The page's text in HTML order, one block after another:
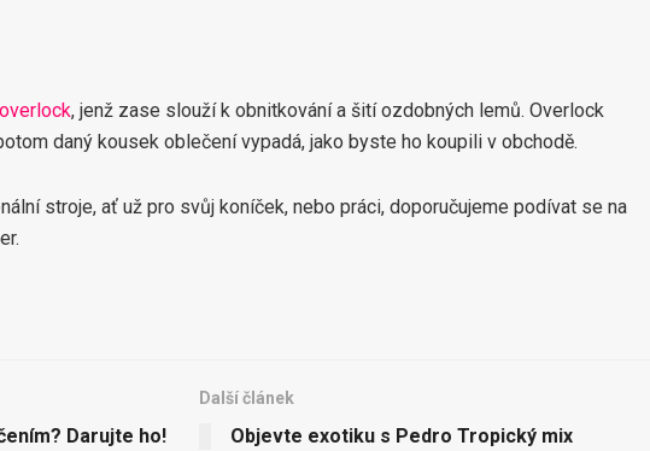
overlock, jenž zase slouží k obnitkování a šití ozdobných lemů. Overlock
daný kousek oblečení vypadá, jako byste ho koupili v obchodě.
stroje, ať už pro svůj koníček, nebo práci, doporučujeme podívat se na
Darujte ho!
Další článek
Objevte exotiku s Pedro Tropický mix